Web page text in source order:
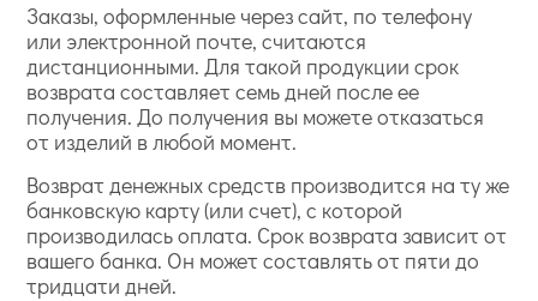
Заказы, оформленные через сайт, по телефону
или электронной почте, считаются
дистанционными. Для такой продукции срок
возврата составляет семь дней после ее
получения. До получения вы можете отказаться
от изделий в любой момент.
Возврат денежных средств производится на ту же
банковскую карту (или счет), с которой
производилась оплата. Срок возврата зависит от
вашего банка. Он может составлять от пяти до
тридцати дней.